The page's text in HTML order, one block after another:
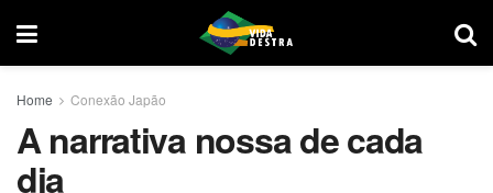
Home Conexão Japão
A narrativa nossa de cada
dia